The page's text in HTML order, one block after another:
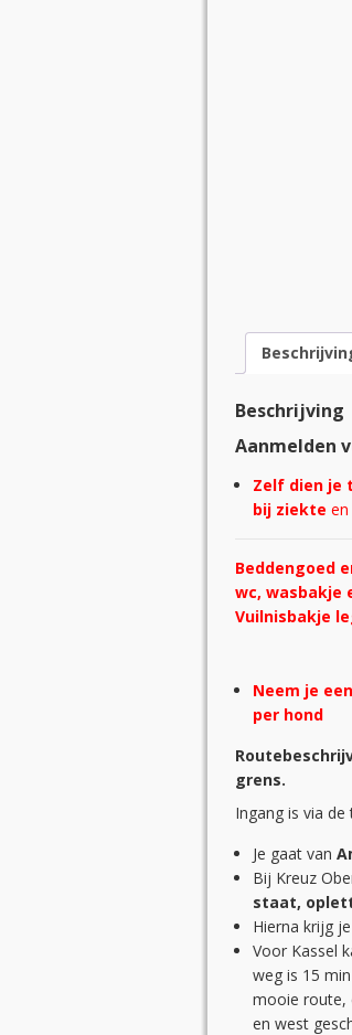
Beschrijving
Aanmelden
Zelf dien je
bij ziekte
Beddengoed
wc, wasbakje
Vuilnisbakje
Neem je
per hond
grens.
Ingang is via
Je gaat van
Bij Kreuz
staat,
Hierna krijg
Voor Kassel
weg is 15
mooie route,
en west